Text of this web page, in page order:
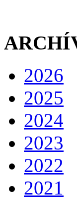
2026
2025
2024
2023
2022
2021